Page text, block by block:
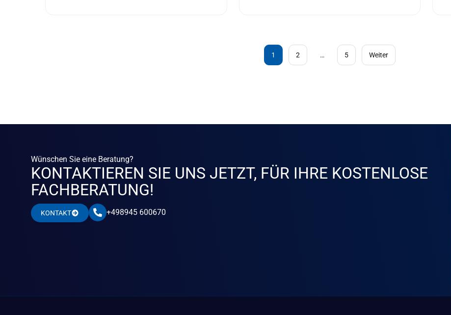
1 2 … 5 Weiter
Wünschen Sie eine Beratung?
KONTAKTIEREN SIE UNS JETZT, FÜR IHRE KOSTENLOSE
FACHBERATUNG!
KONTAKT +498945 600670